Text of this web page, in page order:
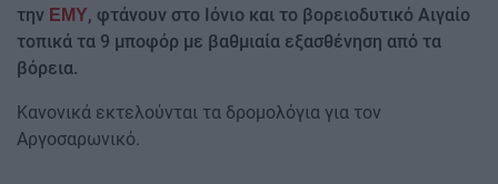
την ΕΜΥ, φτάνουν στο Ιόνιο και το βορειοδυτικό Αιγαίο
τοπικά τα 9 μποφόρ με βαθμιαία εξασθένηση από τα
βόρεια.
Κανονικά εκτελούνται τα δρομολόγια για τον
Αργοσαρωνικό.